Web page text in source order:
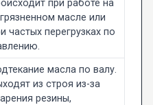
при работе на
масле или
частых перегрузках по
масла по валу.
из строя из-за
резины,